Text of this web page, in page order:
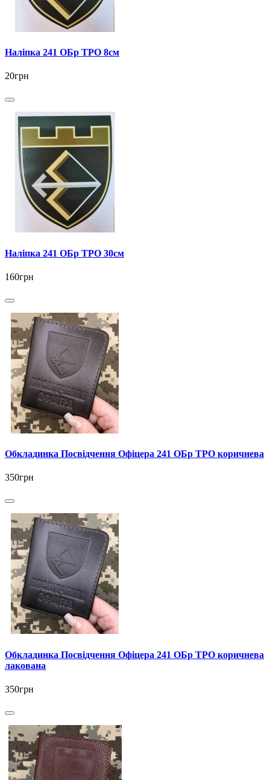
Наліпка 241 ОБр ТРО 8см
20грн
Наліпка 241 ОБр ТРО 30см
160грн
Обкладинка Посвідчення Офіцера 241 ОБр ТРО коричнева
350грн
Обкладинка Посвідчення Офіцера 241 ОБр ТРО коричнева
лакована
350грн